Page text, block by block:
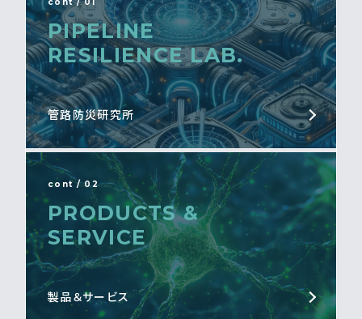
cont / 01
PIPELINE
RESILIENCE LAB.
管路防災研究所
cont / 02
PRODUCTS &
SERVICE
製品＆サービス